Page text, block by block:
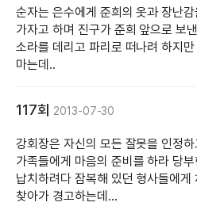
순자는 은수에게 준희의 옷과 장난
가자고 하며 진구가 준희 앞으로 보
소라를 데리고 파리로 떠나려 하지
마는데..
117회 2013-07-30
강회장은 자신의 모든 잘못을 인정
가족들에게 마음의 준비를 하라 당
납치하려다 잠복해 있던 형사들에
찾아가 경고하는데...